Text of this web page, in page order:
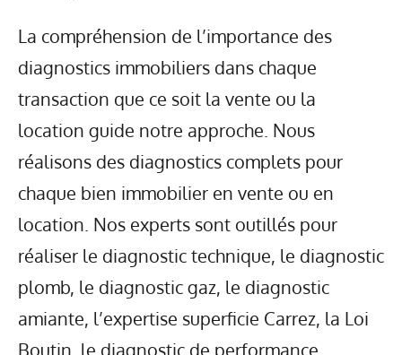
La compréhension de l’importance des
diagnostics immobiliers dans chaque
transaction que ce soit la vente ou la
location guide notre approche. Nous
réalisons des diagnostics complets pour
chaque bien immobilier en vente ou en
location. Nos experts sont outillés pour
réaliser le diagnostic technique, le diagnostic
plomb, le diagnostic gaz, le diagnostic
amiante, l’expertise superficie Carrez, la Loi
Boutin, le diagnostic de performance